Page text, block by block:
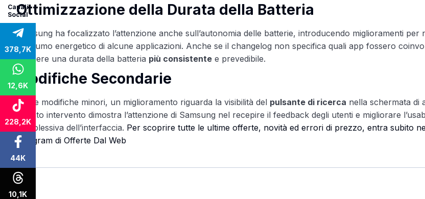
Canali
Social
378,7K
12,6K
228,2K
44K
10,1K
Ottimizzazione della Durata della Batteria
Samsung ha focalizzato l’attenzione anche sull’autonomia delle batterie, introducendo miglioramenti per
consumo energetico di alcune applicazioni. Anche se il changelog non specifica quali app fossero
ottenere una durata della batteria più consistente e prevedibile.
Modifiche Secondarie
Tra le modifiche minori, un miglioramento riguarda la visibilità del pulsante di ricerca nella schermata di
Questo intervento dimostra l’attenzione di Samsung nel recepire il feedback degli utenti e migliorare
complessiva dell’interfaccia. Per scoprire tutte le ultime offerte, novità ed errori di prezzo, entra subito
Telegram di Offerte Dal Web